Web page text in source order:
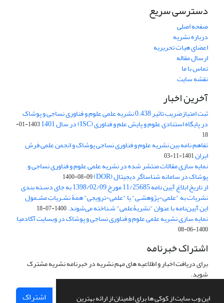
این وب سایت از کوکی ها برای اطمینان از ارائه بهترین
دسترسی سریع
صفحه اصلی
درباره نشریه
اعضای هیات تحریریه
ارسال مقاله
تماس با ما
نقشه سایت
آخرین اخبار
ثبت امتیازضریب تاثیر 0.438 نشریه علمی علوم و فناوری نساجی و پوشاک
در پایگاه استنادی علوم و پایش علم و فناوری (ISC) در سال 1401
1403-01-
18
تفاهم نامه بین نشریه علوم و فناوری نساجی پوشاک و انجمن علمی فرش
ایران1401-11-03
نمایه سازی مقالات منتشر شده در نشریه علمی علوم و فناوری نساجی و
پوشاک در سامانه شناساگر دیجیتال (DOR) 1400-08-09
از تاریخ ابلاغ آیین نامه 11/25685 مورخ 1398/02/09 به جای دسـته بندی
نشریات به "علمی-پژوهشـی" یا "علمی-ترویجی" همۀ نشـریاتِ مشـمول
این آیین‌نامه با عنوان "نشریۀعلمی" شـناخته می‌شوند.1400-07-18
نمایه سازی نشریه علمی علوم و فناوری نساجی و پوشاک در وبسایت آکادمیا
1400-06-08
اشتراک خبرنامه
برای دریافت اخبار و اطلاعیه های مهم نشریه در خبرنامه نشریه مشترک
شوید.
اشتراک